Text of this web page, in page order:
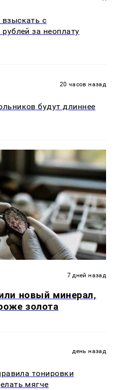
с
за неоплату
20 часов назад
будут длиннее
7 дней назад
новый минерал,
золота
день назад
тонировки
мягче